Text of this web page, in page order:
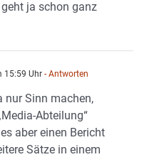
ja schon ganz
15:59 Uhr - Antworten
nur Sinn machen,
Abteilung“
aber einen Bericht
Sätze in einem